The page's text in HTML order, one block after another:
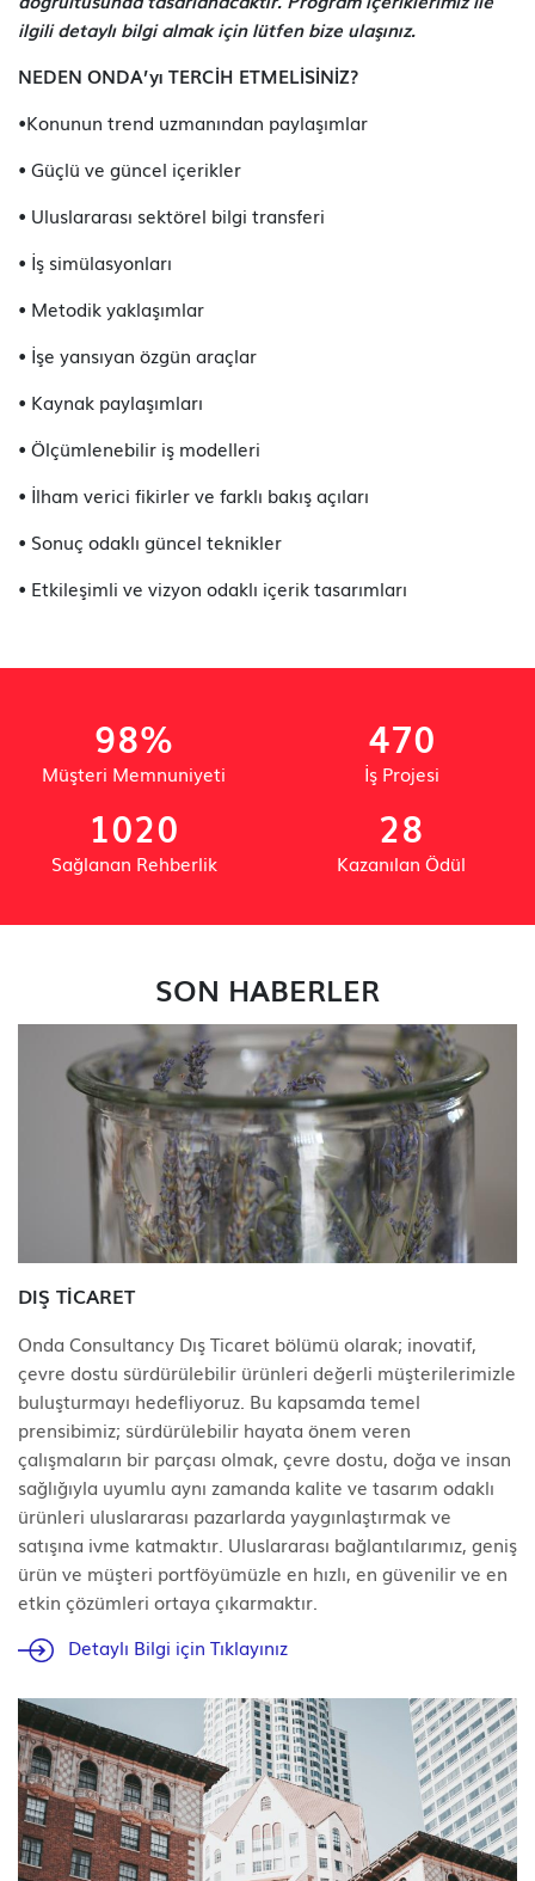
ilgili detaylı bilgi almak için lütfen bize ulaşınız.
NEDEN ONDA’yı TERCİH ETMELİSİNİZ?
•Konunun trend uzmanından paylaşımlar
• Güçlü ve güncel içerikler
• Uluslararası sektörel bilgi transferi
• İş simülasyonları
• Metodik yaklaşımlar
• İşe yansıyan özgün araçlar
• Kaynak paylaşımları
• Ölçümlenebilir iş modelleri
• İlham verici fikirler ve farklı bakış açıları
• Sonuç odaklı güncel teknikler
• Etkileşimli ve vizyon odaklı içerik tasarımları
98%
Müşteri Memnuniyeti
470
İş Projesi
1020
Sağlanan Rehberlik
28
Kazanılan Ödül
SON HABERLER
DIŞ TİCARET
Onda Consultancy Dış Ticaret bölümü olarak; inovatif,
çevre dostu sürdürülebilir ürünleri değerli müşterilerimizle
buluşturmayı hedefliyoruz. Bu kapsamda temel
prensibimiz; sürdürülebilir hayata önem veren
çalışmaların bir parçası olmak, çevre dostu, doğa ve insan
sağlığıyla uyumlu aynı zamanda kalite ve tasarım odaklı
ürünleri uluslararası pazarlarda yaygınlaştırmak ve
satışına ivme katmaktır. Uluslararası bağlantılarımız, geniş
ürün ve müşteri portföyümüzle en hızlı, en güvenilir ve en
etkin çözümleri ortaya çıkarmaktır.
Detaylı Bilgi için Tıklayınız